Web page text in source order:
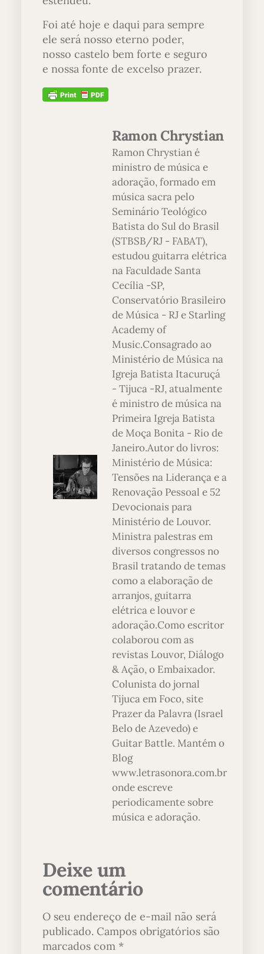
Foi até hoje e daqui para sempre
ele será nosso eterno poder,
nosso castelo bem forte e seguro
e nossa fonte de excelso prazer.
Ramon Chrystian
Ramon Chrystian é
ministro de música e
adoração, formado em
música sacra pelo
Seminário Teológico
Batista do Sul do Brasil
(STBSB/RJ - FABAT),
estudou guitarra elétrica
na Faculdade Santa
Cecília -SP,
Conservatório Brasileiro
de Música - RJ e Starling
Academy of
Music.Consagrado ao
Ministério de Música na
Igreja Batista Itacuruçá
- Tijuca -RJ, atualmente
é ministro de música na
Primeira Igreja Batista
de Moça Bonita - Rio de
Janeiro.Autor do livros:
Ministério de Música:
Tensões na Liderança e a
Renovação Pessoal e 52
Devocionais para
Ministério de Louvor.
Ministra palestras em
diversos congressos no
Brasil tratando de temas
como a elaboração de
arranjos, guitarra
elétrica e louvor e
adoração.Como escritor
colaborou com as
revistas Louvor, Diálogo
& Ação, o Embaixador.
Colunista do jornal
Tijuca em Foco, site
Prazer da Palavra (Israel
Belo de Azevedo) e
Guitar Battle. Mantém o
Blog
www.letrasonora.com.br
onde escreve
periodicamente sobre
música e adoração.
Deixe um
comentário
O seu endereço de e-mail não será
publicado. Campos obrigatórios são
marcados com *